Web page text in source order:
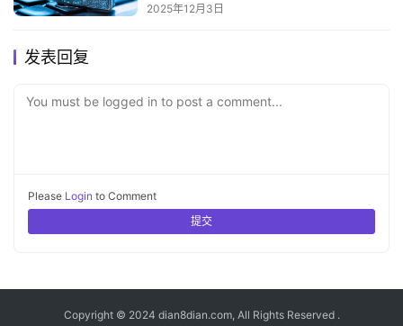
2025年12月3日
发表回复
You must be logged in to post a comment...
Please Login to Comment
提交
Copyright © 2024 dian8dian.com, All Rights Reserved .